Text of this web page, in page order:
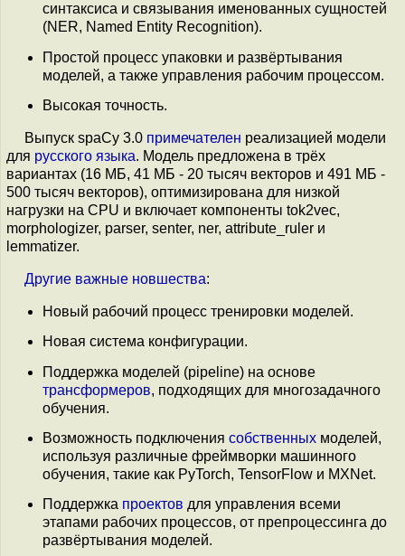
синтаксиса и cвязывания именованных сущностей
(NER, Named Entity Recognition).
Простой процесс упаковки и развёртывания
моделей, а также управления рабочим процессом.
Высокая точность.
Выпуск spaCy 3.0 примечателен реализацией модели
для русского языка. Модель предложена в трёх
вариантах (16 МБ, 41 МБ - 20 тысяч векторов и 491 МБ -
500 тысяч векторов), оптимизирована для низкой
нагрузки на CPU и включает компоненты tok2vec,
morphologizer, parser, senter, ner, attribute_ruler и
lemmatizer.
Другие важные новшества:
Новый рабочий процесс тренировки моделей.
Новая система конфигурации.
Поддержка моделей (pipeline) на основе
трансформеров, подходящих для многозадачного
обучения.
Возможность подключения собственных моделей,
используя различные фреймворки машинного
обучения, такие как PyTorch, TensorFlow и MXNet.
Поддержка проектов для управления всеми
этапами рабочих процессов, от препроцессинга до
развёртывания моделей.